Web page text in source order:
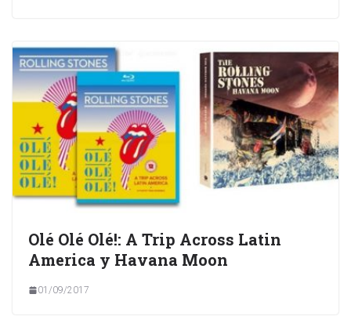
Olé Olé Olé!: A Trip Across Latin
America y Havana Moon
01/09/2017